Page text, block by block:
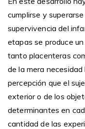
cumplirse y
supervivencia del
etapas se produce
tanto placenteras
de la mera
percepción que el
exterior o de los
determinantes en
cantidad de las